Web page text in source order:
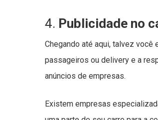
4. Publicidade no
Chegando até aqui, talvez você
passageiros ou delivery e a
anúncios de empresas.
Existem empresas